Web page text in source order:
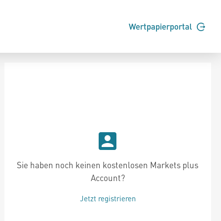
Wertpapierportal
Sie haben noch keinen kostenlosen Markets plus
Account?
Jetzt registrieren